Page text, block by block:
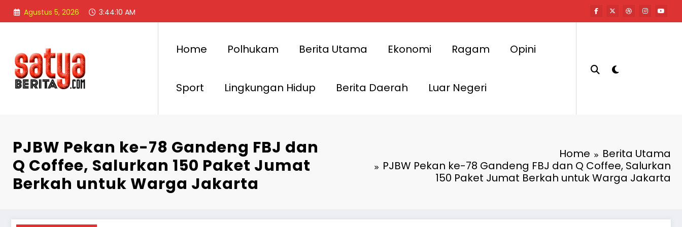
Skip
Agustus 5, 2026 3:44:12 AM
Home Polhukam Berita Utama Ekonomi Ragam Opini
Sport Lingkungan Hidup Berita Daerah Luar Negeri
PJBW Pekan ke-78 Gandeng FBJ dan
Q Coffee, Salurkan 150 Paket Jumat
Berkah untuk Warga Jakarta
Home
Berita Utama
PJBW Pekan ke-78 Gandeng FBJ dan Q Coffee, Salurkan
150 Paket Jumat Berkah untuk Warga Jakarta